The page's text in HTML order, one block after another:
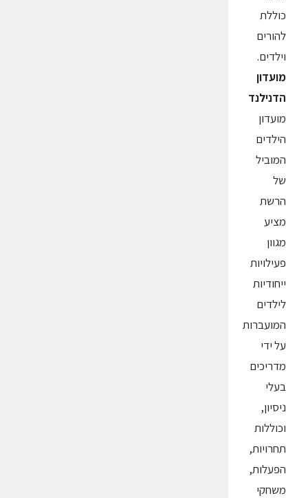
כוללת
להורים
וילדים.
מועדון
הדנילנד
מועדון
הילדים
המוביל
של
הרשת
מציע
מגוון
פעילויות
ייחודיות
לילדים
המועברות
על ידי
מדריכים
בעלי
ניסיון,
וכוללות
תחרויות,
הפעלות,
משחקי